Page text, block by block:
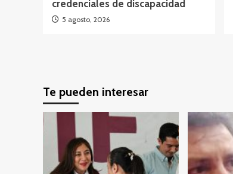
credenciales de discapacidad
5 agosto, 2026
Te pueden interesar